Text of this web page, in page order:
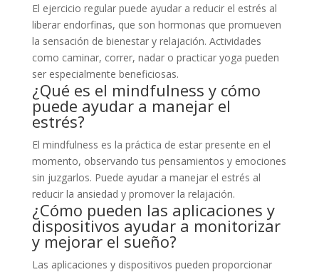
El ejercicio regular puede ayudar a reducir el estrés al
liberar endorfinas, que son hormonas que promueven
la sensación de bienestar y relajación. Actividades
como caminar, correr, nadar o practicar yoga pueden
ser especialmente beneficiosas.
¿Qué es el mindfulness y cómo
puede ayudar a manejar el
estrés?
El mindfulness es la práctica de estar presente en el
momento, observando tus pensamientos y emociones
sin juzgarlos. Puede ayudar a manejar el estrés al
reducir la ansiedad y promover la relajación.
¿Cómo pueden las aplicaciones y
dispositivos ayudar a monitorizar
y mejorar el sueño?
Las aplicaciones y dispositivos pueden proporcionar